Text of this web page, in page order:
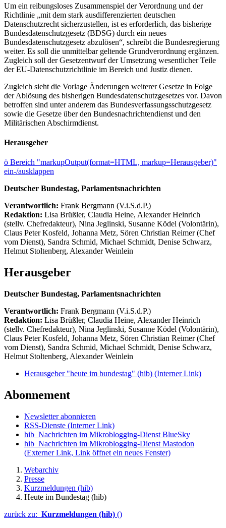
Um ein reibungsloses Zusammenspiel der Verordnung und der
Richtlinie „mit dem stark ausdifferenzierten deutschen
Datenschutzrecht sicherzustellen, ist es erforderlich, das bisherige
Bundesdatenschutzgesetz (BDSG) durch ein neues
Bundesdatenschutzgesetz abzulösen“, schreibt die Bundesregierung
weiter. Es soll die unmittelbar geltende Grundverordnung ergänzen.
Zugleich soll der Gesetzentwurf der Umsetzung wesentlicher Teile
der EU-Datenschutzrichtlinie im Bereich und Justiz dienen.
Zugleich sieht die Vorlage Änderungen weiterer Gesetze in Folge
der Ablösung des bisherigen Bundesdatenschutzgesetzes vor. Davon
betroffen sind unter anderem das Bundesverfassungsschutzgesetz
sowie die Gesetze über den Bundesnachrichtendienst und den
Militärischen Abschirmdienst.
Herausgeber
ö Bereich "markupOutput(format=HTML, markup=Herausgeber)"
ein-/ausklappen
Deutscher Bundestag, Parlamentsnachrichten
Verantwortlich: Frank Bergmann (V.i.S.d.P.)
Redaktion: Lisa Brüßler, Claudia Heine, Alexander Heinrich
(stellv. Chefredakteur), Nina Jeglinski, Susanne Ködel (Volontärin),
Claus Peter Kosfeld, Johanna Metz, Sören Christian Reimer (Chef
vom Dienst), Sandra Schmid, Michael Schmidt, Denise Schwarz,
Helmut Stoltenberg, Alexander Weinlein
Herausgeber
Deutscher Bundestag, Parlamentsnachrichten
Verantwortlich: Frank Bergmann (V.i.S.d.P.)
Redaktion: Lisa Brüßler, Claudia Heine, Alexander Heinrich
(stellv. Chefredakteur), Nina Jeglinski, Susanne Ködel (Volontärin),
Claus Peter Kosfeld, Johanna Metz, Sören Christian Reimer (Chef
vom Dienst), Sandra Schmid, Michael Schmidt, Denise Schwarz,
Helmut Stoltenberg, Alexander Weinlein
Herausgeber "heute im bundestag" (hib) (Interner Link)
Abonnement
Newsletter abonnieren
RSS-Dienste (Interner Link)
hib_Nachrichten im Mikroblogging-Dienst BlueSky
hib_Nachrichten im Mikroblogging-Dienst Mastodon
(Externer Link, Link öffnet ein neues Fenster)
Webarchiv
Presse
Kurzmeldungen (hib)
Heute im Bundestag (hib)
zurück zu: Kurzmeldungen (hib) ()